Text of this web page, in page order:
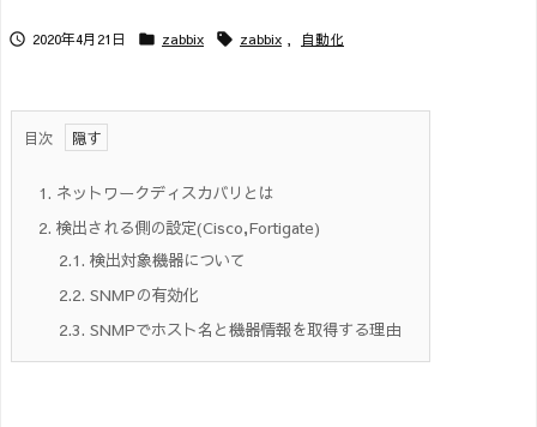
 2020年4月21日  zabbix  zabbix , 自動化
目次
1. ネットワークディスカバリとは
2. 検出される側の設定(Cisco,Fortigate)
2.1. 検出対象機器について
2.2. SNMPの有効化
2.3. SNMPでホスト名と機器情報を取得する理由